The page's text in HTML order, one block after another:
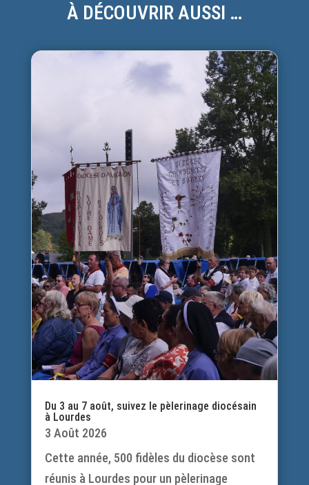
À DÉCOUVRIR AUSSI …
Du 3 au 7 août, suivez le pèlerinage diocésain
à Lourdes
3 Août 2026
Cette année, 500 fidèles du diocèse sont
réunis à Lourdes pour un pèlerinage